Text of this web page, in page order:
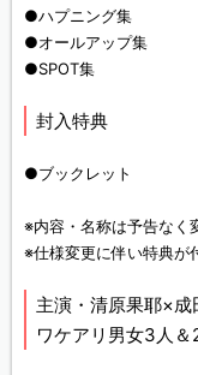
●ハプニング集
●オールアップ集
●SPOT集
封入特典
●ブックレット
※内容・名称は予告なく
※仕様変更に伴い特典が
主演・清原果耶×成
ワケアリ男女3人＆